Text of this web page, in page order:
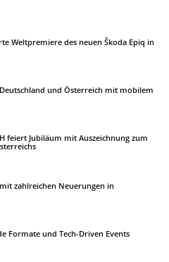
Weltpremiere des neuen Škoda Epiq in
und Österreich mit mobilem
feiert Jubiläum mit Auszeichnung zum
zahlreichen Neuerungen in
Formate und Tech-Driven Events